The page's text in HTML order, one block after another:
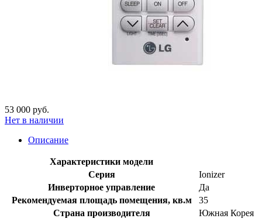
53 000 руб.
Нет в наличии
Описание
Характеристики модели
Серия
Ionizer
Инверторное управление
Да
Рекомендуемая площадь помещения, кв.м
35
Страна производителя
Южная Корея